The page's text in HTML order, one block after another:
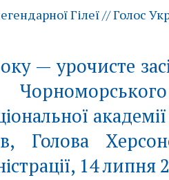
Гілеї // Голос
— урочисте
Голова
14 липня